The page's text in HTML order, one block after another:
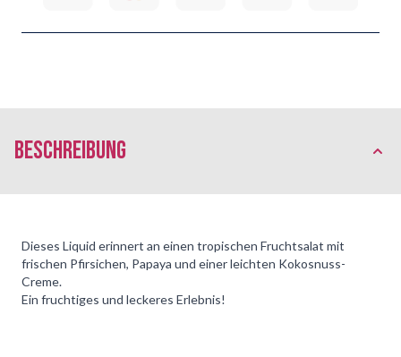
Beschreibung
Dieses Liquid erinnert an einen tropischen Fruchtsalat mit
frischen Pfirsichen, Papaya und einer leichten Kokosnuss-
Creme.
Ein fruchtiges und leckeres Erlebnis!